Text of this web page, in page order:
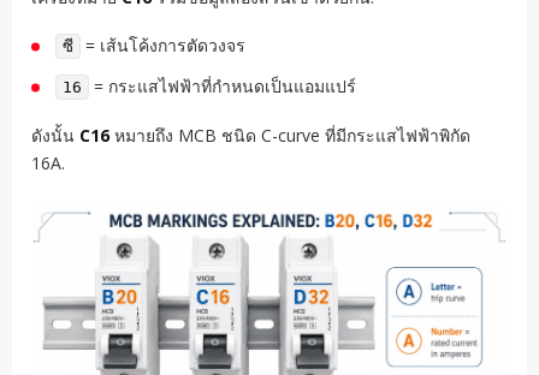
ซี = เส้นโค้งการตัดวงจร
16 = กระแสไฟฟ้าที่กำหนดเป็นแอมแปร์
ดังนั้น C16หมายถึง MCB ชนิด C-curve ที่มีกระแสไฟฟ้าพิกัด
16A.